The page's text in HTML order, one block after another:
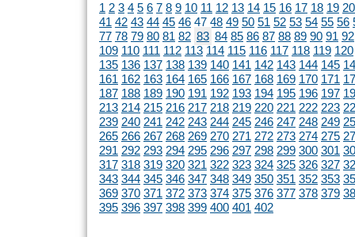
1 2 3 4 5 6 7 8 9 10 11 12 13 14 15 16 17 18 19 20
41 42 43 44 45 46 47 48 49 50 51 52 53 54 55 56
77 78 79 80 81 82 83 84 85 86 87 88 89 90 91 92
109 110 111 112 113 114 115 116 117 118 119 120
135 136 137 138 139 140 141 142 143 144 145
161 162 163 164 165 166 167 168 169 170 171
187 188 189 190 191 192 193 194 195 196 197
213 214 215 216 217 218 219 220 221 222 223
239 240 241 242 243 244 245 246 247 248 249
265 266 267 268 269 270 271 272 273 274 275
291 292 293 294 295 296 297 298 299 300 301
317 318 319 320 321 322 323 324 325 326 327
343 344 345 346 347 348 349 350 351 352 353
369 370 371 372 373 374 375 376 377 378 379
395 396 397 398 399 400 401 402